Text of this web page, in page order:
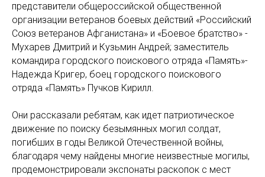
представители общероссийской общественной
организации ветеранов боевых действий «Российский
Союз ветеранов Афганистана» и «Боевое братство» -
Мухарев Дмитрий и Кузьмин Андрей; заместитель
командира городского поискового отряда «Память»-
Надежда Кригер, боец городского поискового
отряда «Память» Пучков Кирилл.
Они рассказали ребятам, как идет патриотическое
движение по поиску безымянных могил солдат,
погибших в годы Великой Отечественной войны,
благодаря чему найдены многие неизвестные могилы,
продемонстрировали экспонаты раскопок с мест